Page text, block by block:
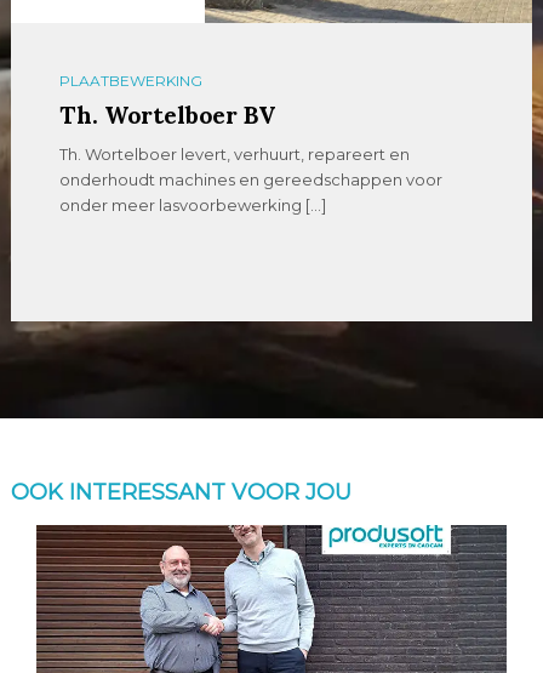
PLAATBEWERKING
Th. Wortelboer BV
Th. Wortelboer levert, verhuurt, repareert en
onderhoudt machines en gereedschappen voor
onder meer lasvoorbewerking […]
OOK INTERESSANT VOOR JOU